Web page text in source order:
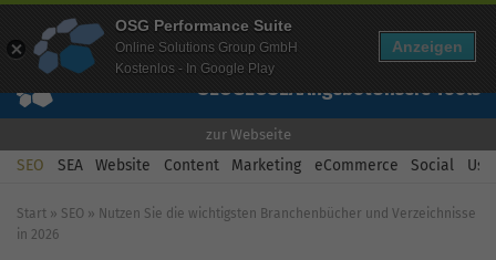
Wissen Free Checks Über uns Free Account
SEOGEOSEAAngebotUnsere Tools
zur Webseite
SEO SEA Website Content Marketing eCommerce Social
Start » SEO » Nutzen Sie die wichtigsten Branchenbücher und Verzeichnisse
in 2026
OSG Performance Suite
Online Solutions Group GmbH
Kostenlos - In Google Play
Anzeigen